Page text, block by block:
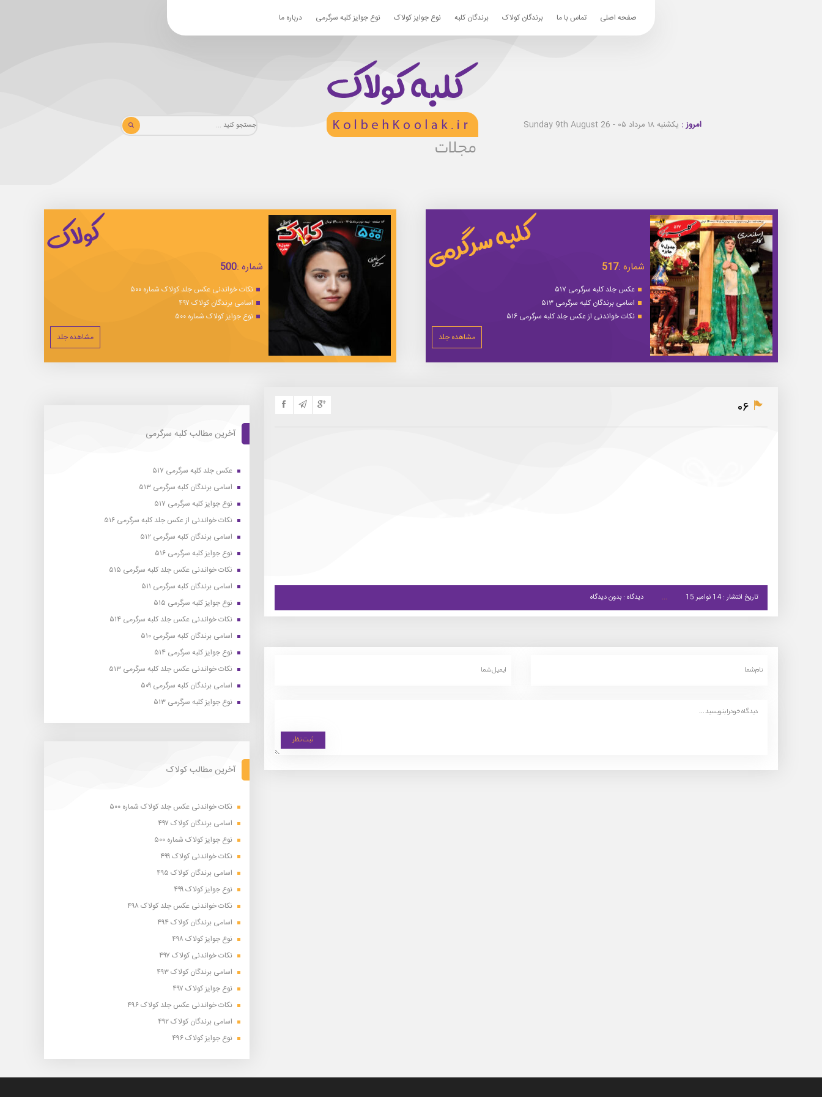
صفحه اصلی تماس با ما برندگان کولاک برندگان کلبه نوع جوایز کولاک نوع جوایز کلبه سرگرمی درباره ما
امروز : یکشنبه ۱۸ مرداد ۰۵ - Sunday 9th August 26
شماره :517
عکس جلد کلبه سرگرمی ۵۱۷
اسامی برندگان کلبه سرگرمی ۵۱۳
نکات خواندنی از عکس جلد کلبه سرگرمی ۵۱۶
مشاهده جلد
شماره :500
نکات خواندنی عکس جلد کولاک شماره ۵۰۰
اسامی برندگان کولاک ۴۹۷
نوع جوایز کولاک شماره ۵۰۰
مشاهده جلد
۰۶
تاریخ انتشار : 14 نوامبر 15 دیدگاه : بدون دیدگاه
آخرین مطالب کلبه سرگرمی
عکس جلد کلبه سرگرمی ۵۱۷
اسامی برندگان کلبه سرگرمی ۵۱۳
نوع جوایز کلبه سرگرمی ۵۱۷
نکات خواندنی از عکس جلد کلبه سرگرمی ۵۱۶
اسامی برندگان کلبه سرگرمی ۵۱۲
نوع جوایز کلبه سرگرمی ۵۱۶
نکات خواندنی عکس جلد کلبه سرگرمی ۵۱۵
اسامی برندگان کلبه سرگرمی ۵۱۱
نوع جوایز کلبه سرگرمی ۵۱۵
نکات خواندنی عکس جلد کلبه سرگرمی ۵۱۴
اسامی برندگان کلبه سرگرمی ۵۱۰
نوع جوایز کلبه سرگرمی ۵۱۴
نکات خواندنی عکس جلد کلبه سرگرمی ۵۱۳
اسامی برندگان کلبه سرگرمی ۵۰۹
نوع جوایز کلبه سرگرمی ۵۱۳
آخرین مطالب کولاک
نکات خواندنی عکس جلد کولاک شماره ۵۰۰
اسامی برندگان کولاک ۴۹۷
نوع جوایز کولاک شماره ۵۰۰
نکات خواندنی کولاک ۴۹۹
اسامی برندگان کولاک ۴۹۵
نوع جوایز کولاک ۴۹۹
نکات خواندنی عکس جلد کولاک ۴۹۸
اسامی برندگان کولاک ۴۹۴
نوع جوایز کولاک ۴۹۸
نکات خواندنی کولاک ۴۹۷
اسامی برندگان کولاک ۴۹۳
نوع جوایز کولاک ۴۹۷
نکات خواندنی عکس جلد کولاک ۴۹۶
اسامی برندگان کولاک ۴۹۲
نوع جوایز کولاک ۴۹۶